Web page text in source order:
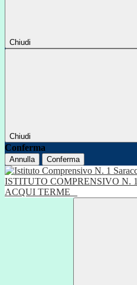
Chiudi
Chiudi
Conferma
Annulla Conferma
ISTITUTO COMPRENSIVO N. 1
ACQUI TERME